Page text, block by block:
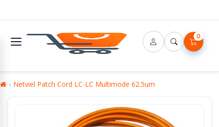
0
Netviel Patch Cord LC-LC Multimode 62.5um